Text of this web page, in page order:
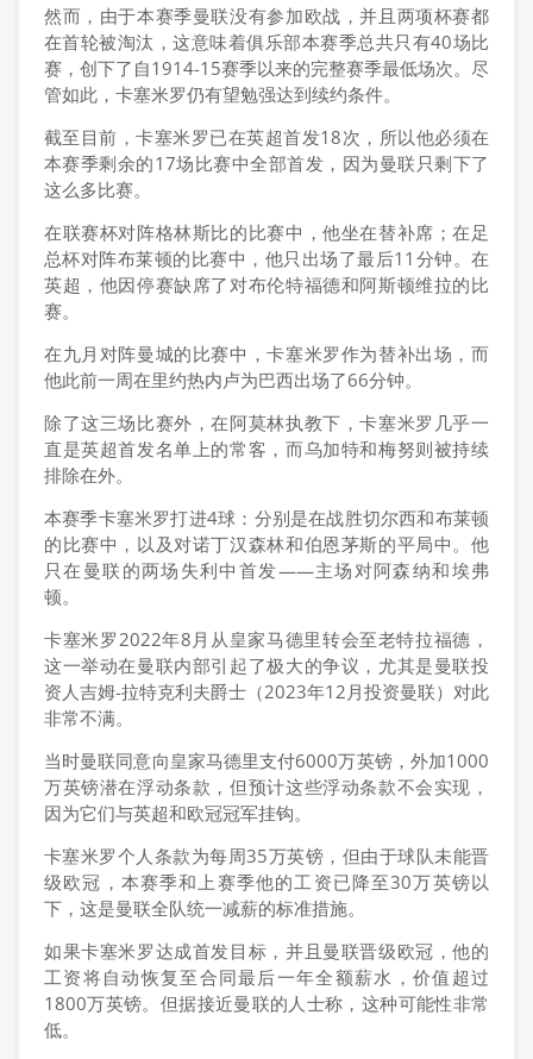
然而，由于本赛季曼联没有参加欧战，并且两项杯赛都
在首轮被淘汰，这意味着俱乐部本赛季总共只有40场比
赛，创下了自1914-15赛季以来的完整赛季最低场次。尽
管如此，卡塞米罗仍有望勉强达到续约条件。
截至目前，卡塞米罗已在英超首发18次，所以他必须在
本赛季剩余的17场比赛中全部首发，因为曼联只剩下了
这么多比赛。
在联赛杯对阵格林斯比的比赛中，他坐在替补席；在足
总杯对阵布莱顿的比赛中，他只出场了最后11分钟。在
英超，他因停赛缺席了对布伦特福德和阿斯顿维拉的比
赛。
在九月对阵曼城的比赛中，卡塞米罗作为替补出场，而
他此前一周在里约热内卢为巴西出场了66分钟。
除了这三场比赛外，在阿莫林执教下，卡塞米罗几乎一
直是英超首发名单上的常客，而乌加特和梅努则被持续
排除在外。
本赛季卡塞米罗打进4球：分别是在战胜切尔西和布莱顿
的比赛中，以及对诺丁汉森林和伯恩茅斯的平局中。他
只在曼联的两场失利中首发——主场对阿森纳和埃弗
顿。
卡塞米罗2022年8月从皇家马德里转会至老特拉福德，
这一举动在曼联内部引起了极大的争议，尤其是曼联投
资人吉姆-拉特克利夫爵士（2023年12月投资曼联）对此
非常不满。
当时曼联同意向皇家马德里支付6000万英镑，外加1000
万英镑潜在浮动条款，但预计这些浮动条款不会实现，
因为它们与英超和欧冠冠军挂钩。
卡塞米罗个人条款为每周35万英镑，但由于球队未能晋
级欧冠，本赛季和上赛季他的工资已降至30万英镑以
下，这是曼联全队统一减薪的标准措施。
如果卡塞米罗达成首发目标，并且曼联晋级欧冠，他的
工资将自动恢复至合同最后一年全额薪水，价值超过
1800万英镑。但据接近曼联的人士称，这种可能性非常
低。